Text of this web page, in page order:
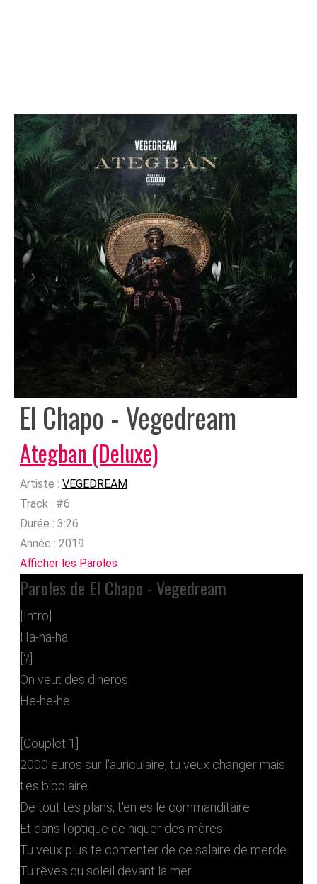
El Chapo - Vegedream
Ategban (Deluxe)
Artiste : VEGEDREAM
Track : #6
Durée : 3:26
Année : 2019
Afficher les Paroles
Paroles de El Chapo - Vegedream
[Intro]
Ha-ha-ha
[?]
On veut des dineros
He-he-he
[Couplet 1]
2000 euros sur l'auriculaire, tu veux changer mais
t'es bipolaire
De tout tes plans, t'en es le commanditaire
Et dans l'optique de niquer des mères
Tu veux plus te contenter de ce salaire de merde
Tu rêves du soleil devant la mer